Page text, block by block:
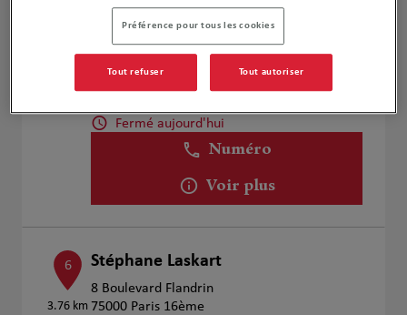
Gregory Hudson
214 Rue De La Croix Nivert
Fermé aujourd'hui
Numéro
Voir plus
6
3.76 km
Stéphane Laskart
8 Boulevard Flandrin
75000 Paris 16ème
Préférence pour tous les cookies
Tout refuser Tout autoriser